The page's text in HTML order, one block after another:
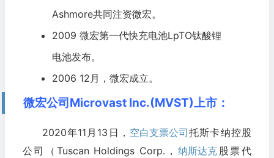
Ashmore共同注资微宏。
2009 微宏第一代快充电池LpTO钛酸锂
电池发布。
2006 12月，微宏成立。
微宏公司Microvast Inc.(MVST)上市：
2020年11月13日， 空白支票公司托斯卡纳控股
公司（Tuscan Holdings Corp.，纳斯达克 股票代